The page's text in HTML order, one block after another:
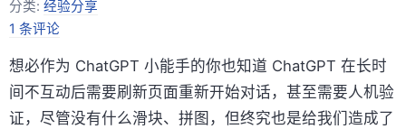
分类: 经验分享
1 条评论
想必作为 ChatGPT 小能手的你也知道 ChatGPT 在长时
间不互动后需要刷新页面重新开始对话，甚至需要人机验
证，尽管没有什么滑块、拼图，但终究也是给我们造成了